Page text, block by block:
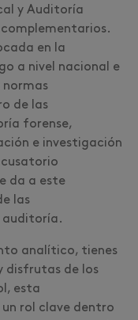
y Auditoría
en la
a nivel nacional e
normas
de las
forense,
e investigación
da a este
las
auditoría.
analítico, tienes
disfrutas de los
esta
rol clave dentro